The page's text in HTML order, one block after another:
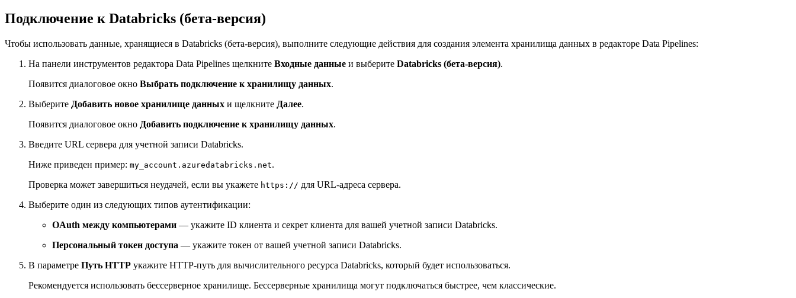
Подключение к Databricks (бета-версия)
Чтобы использовать данные, хранящиеся в Databricks (бета-версия), выполните следующие действия для создания элемента хранилища данных в редакторе Data Pipelines:
На панели инструментов редактора Data Pipelines щелкните Входные данные и выберите Databricks (бета-версия).
Появится диалоговое окно Выбрать подключение к хранилищу данных.
Выберите Добавить новое хранилище данных и щелкните Далее.
Появится диалоговое окно Добавить подключение к хранилищу данных.
Введите URL сервера для учетной записи Databricks.
Ниже приведен пример: my_account.azuredatabricks.net.
Проверка может завершиться неудачей, если вы укажете https:// для URL-адреса сервера.
Выберите один из следующих типов аутентификации:
OAuth между компьютерами — укажите ID клиента и секрет клиента для вашей учетной записи Databricks.
Персональный токен доступа — укажите токен от вашей учетной записи Databricks.
В параметре Путь HTTP укажите HTTP-путь для вычислительного ресурса Databricks, который будет использоваться.
Рекомендуется использовать бессерверное хранилище. Бессерверные хранилища могут подключаться быстрее, чем классические.